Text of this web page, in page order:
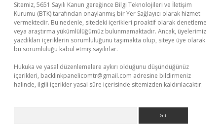
Sitemiz, 5651 Sayılı Kanun gereğince Bilgi Teknolojileri ve İletişim
Kurumu (BTK) tarafından onaylanmış bir Yer Sağlayıcı olarak hizmet
vermektedir. Bu nedenle, sitedeki içerikleri proaktif olarak denetleme
veya araştırma yükümlülüğümüz bulunmamaktadır. Ancak, üyelerimiz
yazdıkları içeriklerin sorumluluğunu taşımakta olup, siteye üye olarak
bu sorumluluğu kabul etmiş sayılırlar.
Hukuka ve yasal düzenlemelere aykırı olduğunu düşündüğünüz
içerikleri, backlinkpanelicomtr@gmail.com adresine bildirmeniz
halinde, ilgili içerikler yasal süre içerisinde sitemizden kaldırılacaktır.